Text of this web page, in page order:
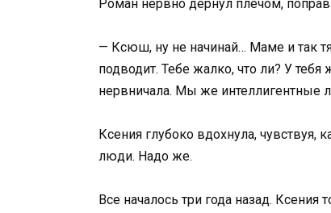
Роман нервно дернул плечом,
— Ксюш, ну не начинай… Маме и так
подводит. Тебе жалко, что ли? У
нервничала. Мы же интеллигентные
Ксения глубоко вдохнула, чувствуя,
люди. Надо же.
Все началось три года назад. Ксения